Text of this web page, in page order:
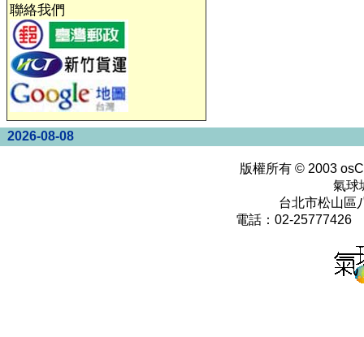
聯絡我們
2026-08-08
版權所有 © 2003
氣球
台北市松山區
電話：02-25777426